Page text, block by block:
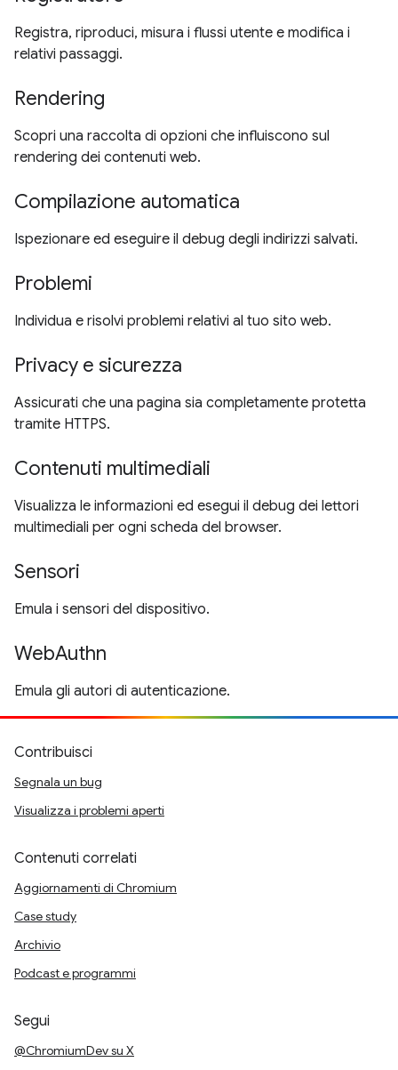
Registra, riproduci, misura i flussi utente e modifica i
relativi passaggi.
Rendering
Scopri una raccolta di opzioni che influiscono sul
rendering dei contenuti web.
Compilazione automatica
Ispezionare ed eseguire il debug degli indirizzi salvati.
Problemi
Individua e risolvi problemi relativi al tuo sito web.
Privacy e sicurezza
Assicurati che una pagina sia completamente protetta
tramite HTTPS.
Contenuti multimediali
Visualizza le informazioni ed esegui il debug dei lettori
multimediali per ogni scheda del browser.
Sensori
Emula i sensori del dispositivo.
WebAuthn
Emula gli autori di autenticazione.
Contribuisci
Segnala un bug
Visualizza i problemi aperti
Contenuti correlati
Aggiornamenti di Chromium
Case study
Archivio
Podcast e programmi
Segui
@ChromiumDev su X